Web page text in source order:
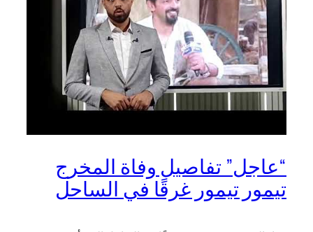
“عاجل” تفاصيل وفاة المخرج
تيمور تيمور غرقًا في الساحل